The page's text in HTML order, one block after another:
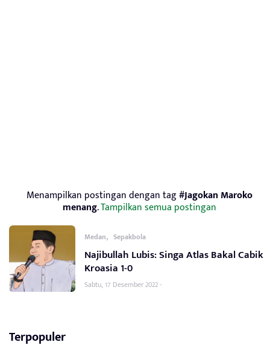
Menampilkan postingan dengan tag#Jagokan Maroko
menang.Tampilkan semua postingan
Medan, Sepakbola
Najibullah Lubis: Singa Atlas Bakal Cabik
Kroasia 1-0
Sabtu, 17 Desember 2022 -
Terpopuler